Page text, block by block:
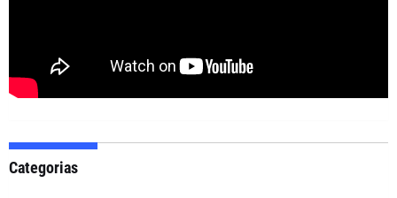
Categorias